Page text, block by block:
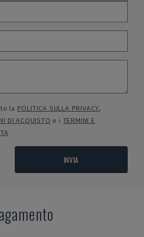
la POLITICA SULLA PRIVACY,
DI ACQUISTO e i TERMINI E
INVIA